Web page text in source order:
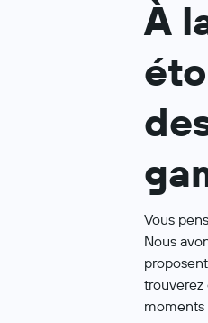
À
Vous
Nous
trouverez
moments